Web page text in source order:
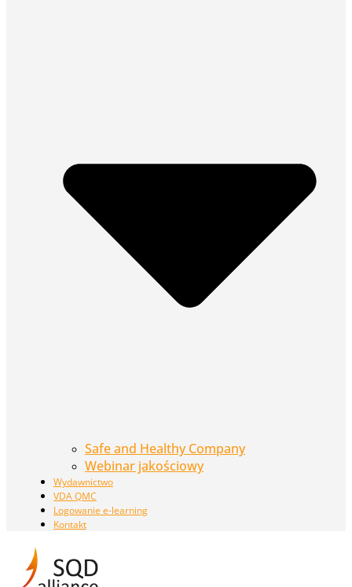
Safe and Healthy Company
Webinar jakościowy
Wydawnictwo
VDA QMC
Logowanie e-learning
Kontakt